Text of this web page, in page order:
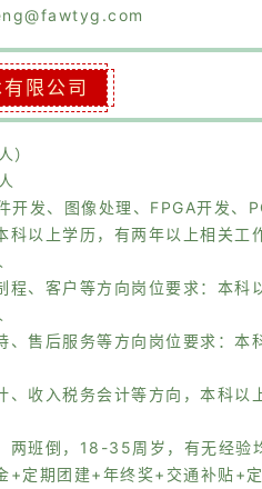
限公司
）
开发、图像处理、FPGA开发、
科以上学历，有两年以上相关工
程、客户等方向岗位要求：本科
、售后服务等方向岗位要求：本
、收入税务会计等方向，本科以
两班倒，18-35周岁，有无经验
+定期团建+年终奖+交通补贴+